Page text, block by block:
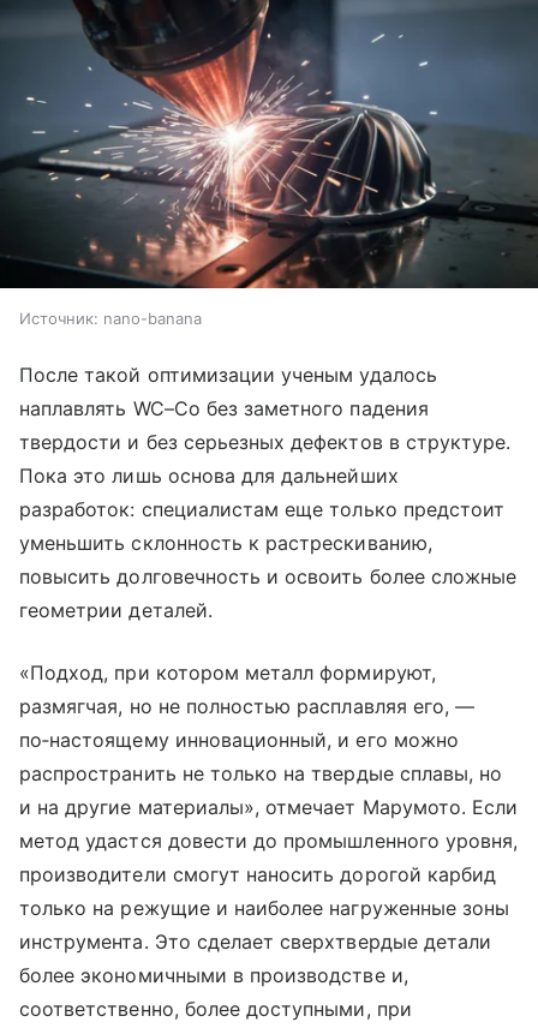
Источник: nano-banana
После такой оптимизации ученым удалось
наплавлять WC–Co без заметного падения
твердости и без серьезных дефектов в структуре.
Пока это лишь основа для дальнейших
разработок: специалистам еще только предстоит
уменьшить склонность к растрескиванию,
повысить долговечность и освоить более сложные
геометрии деталей.
«Подход, при котором металл формируют,
размягчая, но не полностью расплавляя его, —
по‑настоящему инновационный, и его можно
распространить не только на твердые сплавы, но
и на другие материалы», отмечает Марумото. Если
метод удастся довести до промышленного уровня,
производители смогут наносить дорогой карбид
только на режущие и наиболее нагруженные зоны
инструмента. Это сделает сверхтвердые детали
более экономичными в производстве и,
соответственно, более доступными, при